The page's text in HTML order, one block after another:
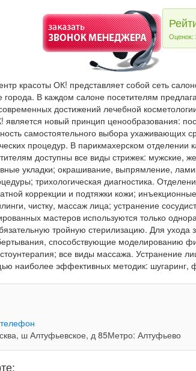
Оценок:
красоты ОК! представляет собой сеть
города. В каждом салоне посетителям
достижений лечебной
является новый принцип ценообразования:
самостоятельного выбора ухаживающих
процедур. В парикмахерском отделении
доступны все виды стрижек: мужские,
укладки; окрашивание, выпрямление,
трихологическая диагностика.
коррекции и подтяжки кожи;
чистку, массаж лица; устранение
мастеров используются только
тройную стерилизацию. Для ухода
способствующие моделированию
все виды массажа. Устранение
наиболее эффективных методик: шугаринг,
ш Алтуфьевское, д 85Метро: Алтуфьево